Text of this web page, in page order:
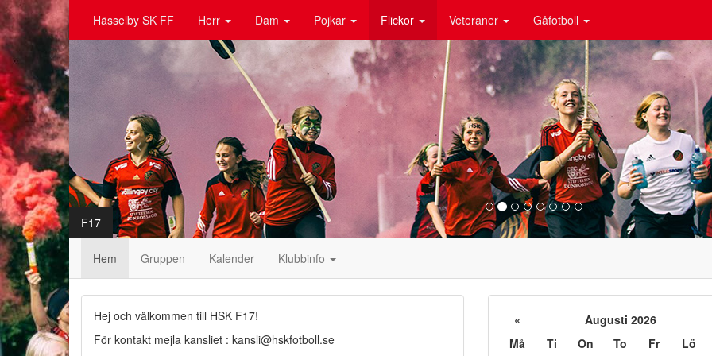
Hässelby SK FF Herr Dam Pojkar Flickor Veteraner Gåfotboll
F17
Hem Gruppen Kalender Klubbinfo
Hej och välkommen till HSK F17!
För kontakt mejla kansliet : kansli@hskfotboll.se
«
Augusti 2026
Må
Ti On To Fr Lö